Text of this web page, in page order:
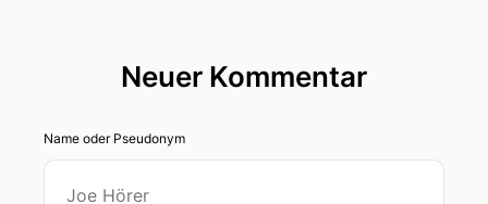
00:00:32: zu einer neuen Folge von Moment
00:00:34: Heute starte ich hier eine neue Reihe,
die heißt Moment noch?
Neuer Kommentar
Name oder Pseudonym